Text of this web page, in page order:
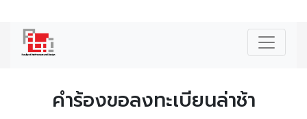
คำร้องขอลงทะเบียนล่าช้า